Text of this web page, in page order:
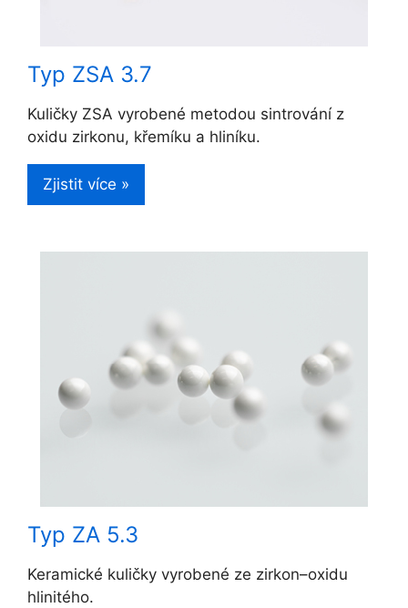
Typ ZSA 3.7
Kuličky ZSA vyrobené metodou sintrování z
oxidu zirkonu, křemíku a hliníku.
Zjistit více »
Typ ZA 5.3
Keramické kuličky vyrobené ze zirkon–oxidu
hlinitého.